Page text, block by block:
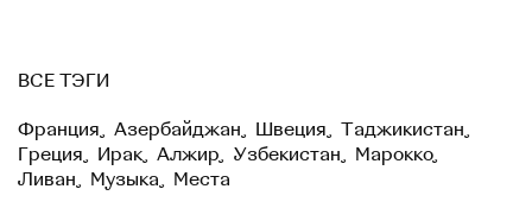
ВСЕ ТЭГИ
Франция, Азербайджан, Швеция, Таджикистан,
Греция, Ирак, Алжир, Узбекистан, Марокко,
Ливан, Музыка, Места